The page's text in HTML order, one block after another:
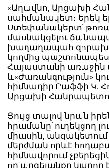
«Աղավնո, Արցախի
սահմանակետ։ Երեկ
Ստեփանակերտ՝
մասնակցելու
խաղաղապահ
կողմից պաշտոնապես
Հայաստանի
և«Ժառանգություն»
հիմնադիր Րաֆֆի Կ.
Արցախի
Ցույց տալով նրան
հրամանը՝ ուղեկցող
միասին, անցակետում
մերժման որևէ
հիմնավորում
որ արգելանքը կարող